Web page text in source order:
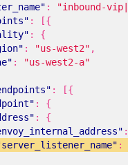
:
"inbound-
:
[{
:
{
: "us-west2" ,
:
"us-west2-a"
:
[{
:
{
:
{
:
: